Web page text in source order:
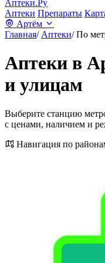
Аптеки.Ру
Аптеки Препараты
Артём
Главная/ Аптеки/ По
Аптеки в
и улицам
Выберите станцию
с ценами, наличием и
Навигация по